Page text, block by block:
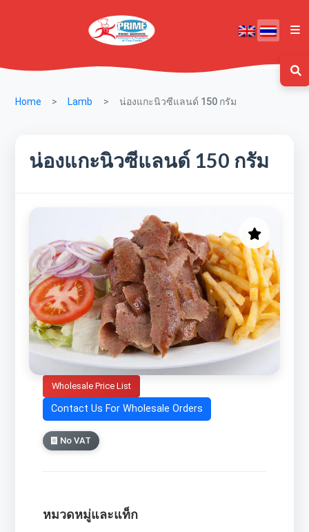
Home Lamb น่องแกะนิวซีแลนด์ 150 กรัม
น่องแกะนิวซีแลนด์ 150 กรัม
Wholesale Price List
Contact Us For Wholesale Orders
No VAT
หมวดหมู่และแท็ก